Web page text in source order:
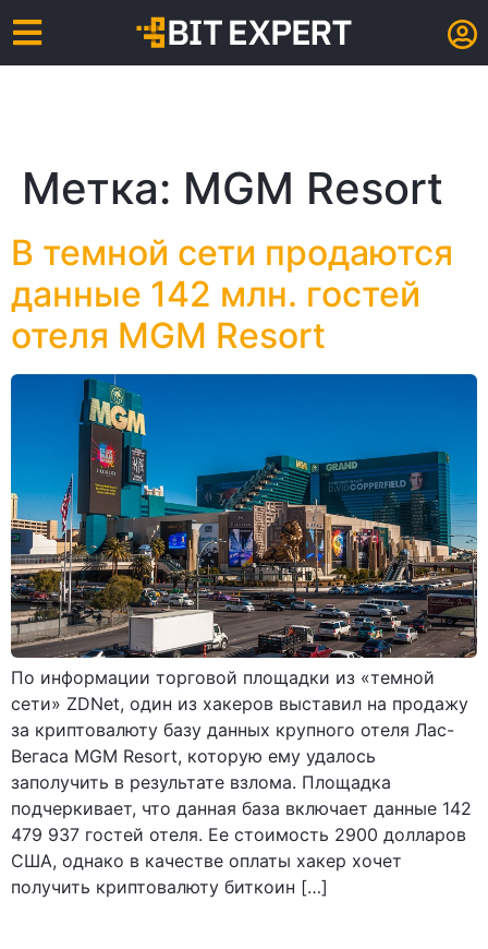
Метка: MGM Resort
В темной сети продаются
данные 142 млн. гостей
отеля MGM Resort
По информации торговой площадки из «темной
сети» ZDNet, один из хакеров выставил на продажу
за криптовалюту базу данных крупного отеля Лас-
Вегаса MGM Resort, которую ему удалось
заполучить в результате взлома. Площадка
подчеркивает, что данная база включает данные 142
479 937 гостей отеля. Ее стоимость 2900 долларов
США, однако в качестве оплаты хакер хочет
получить криптовалюту биткоин […]